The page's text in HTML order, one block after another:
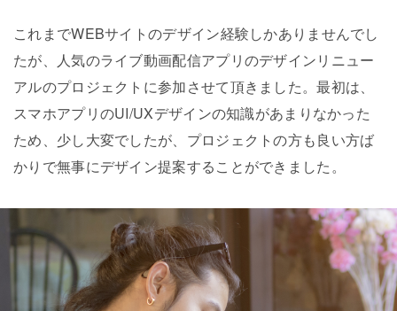
これまでWEBサイトのデザイン経験しかありませんでし
たが、人気のライブ動画配信アプリのデザインリニュー
アルのプロジェクトに参加させて頂きました。最初は、
スマホアプリのUI/UXデザインの知識があまりなかった
ため、少し大変でしたが、プロジェクトの方も良い方ば
かりで無事にデザイン提案することができました。